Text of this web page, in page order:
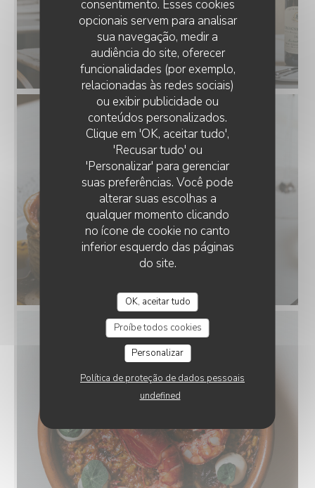
consentimento. Esses cookies
opcionais servem para analisar
sua navegação, medir a
audiência do site, oferecer
funcionalidades (por exemplo,
relacionadas às redes sociais)
ou exibir publicidade ou
conteúdos personalizados.
Clique em 'OK, aceitar tudo',
'Recusar tudo' ou
'Personalizar' para gerenciar
suas preferências. Você pode
alterar suas escolhas a
qualquer momento clicando
no ícone de cookie no canto
inferior esquerdo das páginas
do site.
OK, aceitar tudo
Proíbe todos cookies
Personalizar
Política de proteção de dados pessoais
undefined